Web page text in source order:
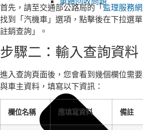
首先，請至交通部公路局的「監理服務網
找到「汽機車」選項，點擊後在下拉選
註銷查詢」。
步驟二：輸入查詢資料
進入查詢頁面後，您會看到幾個欄位需
與車主資料，填寫以下資訊：
欄位名稱 應填寫資料 備註